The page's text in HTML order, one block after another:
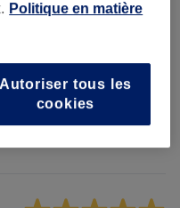
à partir de 67 €
Politique en matière
Autoriser tous les
cookies